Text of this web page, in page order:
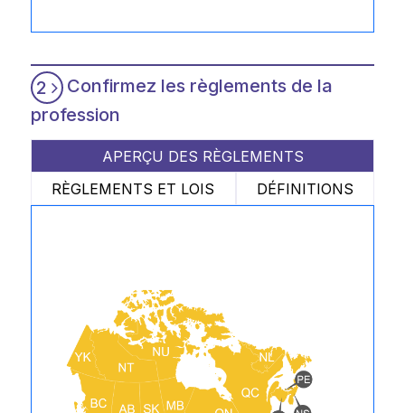
2
Confirmez les règlements de la
profession
APERÇU DES RÈGLEMENTS
RÈGLEMENTS ET LOIS
DÉFINITIONS